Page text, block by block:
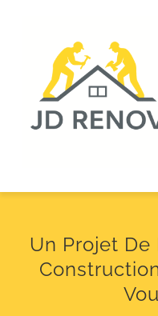
SERVICES
Un Projet De